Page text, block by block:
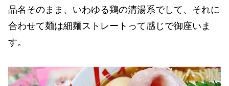
品名そのまま、いわゆる鶏の清湯系でして、それに
合わせて麺は細麺ストレートって感じで御座いま
す。